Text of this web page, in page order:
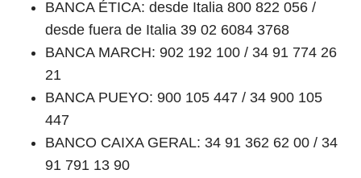
BANCA ÉTICA: desde Italia 800 822 056 /
desde fuera de Italia 39 02 6084 3768
BANCA MARCH: 902 192 100 / 34 91 774 26
21
BANCA PUEYO: 900 105 447 / 34 900 105
447
BANCO CAIXA GERAL: 34 91 362 62 00 / 34
91 791 13 90